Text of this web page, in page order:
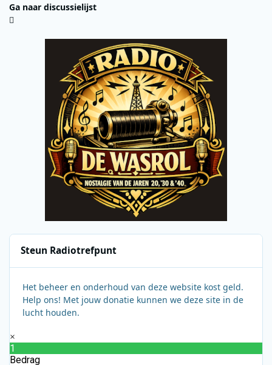
Ga naar discussielijst
Steun Radiotrefpunt
Het beheer en onderhoud van deze website kost geld.
Help ons! Met jouw donatie kunnen we deze site in de
lucht houden.